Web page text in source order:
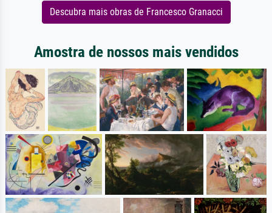
Descubra mais obras de Francesco Granacci
Amostra de nossos mais vendidos